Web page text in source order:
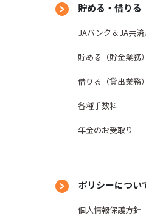
貯める・借りる
JAバンク＆JA共済
貯める（貯金業務）
借りる（貸出業務）
各種手数料
年金のお受取り
ポリシーについ
個人情報保護方針